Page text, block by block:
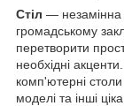
Стіл — незамінна
громадському
перетворити
необхідні
комп'ютерні столи
моделі та інші